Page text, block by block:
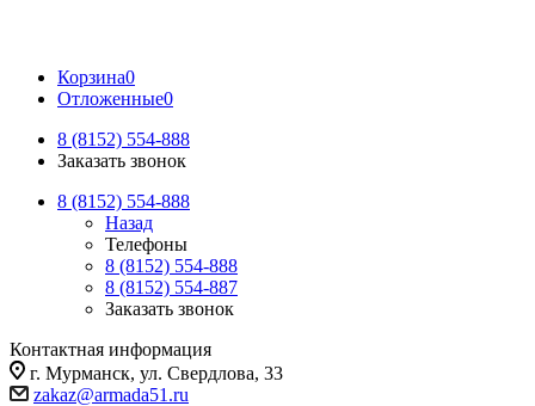
Корзина0
Отложенные0
8 (8152) 554-888
Заказать звонок
8 (8152) 554-888
Назад
Телефоны
8 (8152) 554-888
8 (8152) 554-887
Заказать звонок
Контактная информация
г. Мурманск, ул. Свердлова, 33
zakaz@armada51.ru